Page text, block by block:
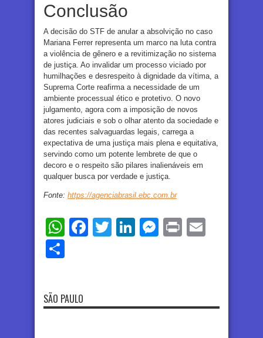
Conclusão
A decisão do STF de anular a absolvição no caso
Mariana Ferrer representa um marco na luta contra
a violência de gênero e a revitimização no sistema
de justiça. Ao invalidar um processo viciado por
humilhações e desrespeito à dignidade da vítima, a
Suprema Corte reafirma a necessidade de um
ambiente processual ético e protetivo. O novo
julgamento, agora com a imposição de novos
atores judiciais e sob o olhar atento da sociedade e
das recentes salvaguardas legais, carrega a
expectativa de uma justiça mais plena e equitativa,
servindo como um potente lembrete de que o
decoro e o respeito são pilares inalienáveis em
qualquer busca por verdade e justiça.
Fonte: https://agenciabrasil.ebc.com.br
WhatsApp
Facebook
TwitterLinkedIn
Messenger
Print
SÃO PAULO